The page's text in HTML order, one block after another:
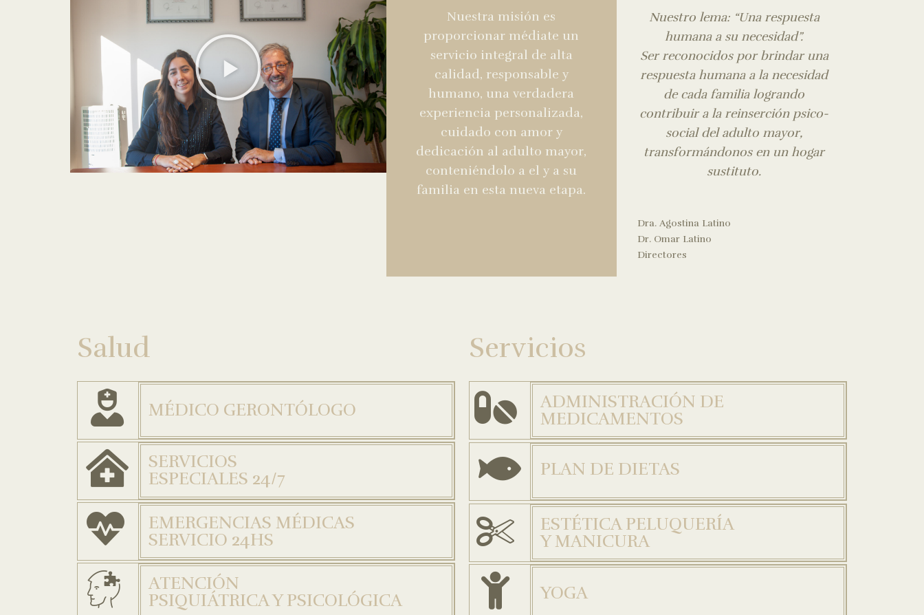
Nuestra misión es
proporcionar médiate un
servicio integral de alta
calidad, responsable y
humano, una verdadera
experiencia personalizada,
cuidado con amor y
dedicación al adulto mayor,
conteniéndolo a el y a su
familia en esta nueva etapa.
Nuestro lema: “Una respuesta
humana a su necesidad”.
Ser reconocidos por brindar una
respuesta humana a la necesidad
de cada familia logrando
contribuir a la reinserción psico-
social del adulto mayor,
transformándonos en un hogar
sustituto.
Dra. Agostina Latino
Dr. Omar Latino
Directores
Salud
MÉDICO GERONTÓLOGO
SERVICIOS
ESPECIALES 24/7
EMERGENCIAS MÉDICAS
SERVICIO 24HS
ATENCIÓN
PSIQUIÁTRICA Y PSICOLÓGICA
Servicios
ADMINISTRACIÓN DE
MEDICAMENTOS
PLAN DE DIETAS
ESTÉTICA PELUQUERÍA
Y MANICURA
YOGA